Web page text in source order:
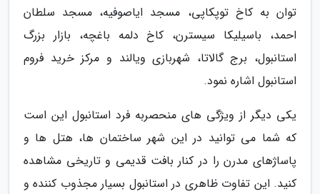
توان به کاخ توپکاپی، مسجد ایاصوفیه، مسجد سلطان
احمد، باسیلیکا سیسترن، کاخ دلمه باغچه، بازار بزرگ
استانبول، برج گالاتا، شهربازی ویالند و مرکز خرید فروم
استانبول اشاره نمود.
یکی دیگر از ویژگی های منحصربه فرد استانبول این است
که شما می توانید در این شهر ساختمان ها، هتل ها و
پاساژهای مدرن را در کنار بافت قدیمی و تاریخی مشاهده
کنید. این تفاوت ظاهری در استانبول بسیار مجذوب کننده و